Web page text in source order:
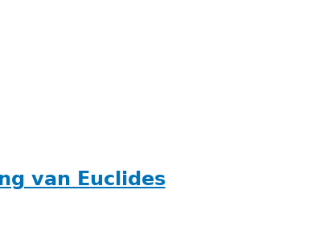
van Euclides